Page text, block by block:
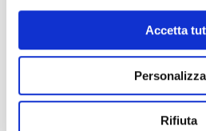
Accetta
Personalizza
Rifiuta
Durante il secondo
il dott.Risto Virkkunnen
delle attività
Vocational College(